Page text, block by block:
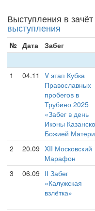
Выступления в
выступления
№ Дата Забег
1
04.11
V этап Кубка
Православных
пробегов в
Трубино 2025
«Забег в день
Иконы
Божией
2 20.09 XII Московский
Марафон
3 06.09 II Забег
«Калужская
взлётка»